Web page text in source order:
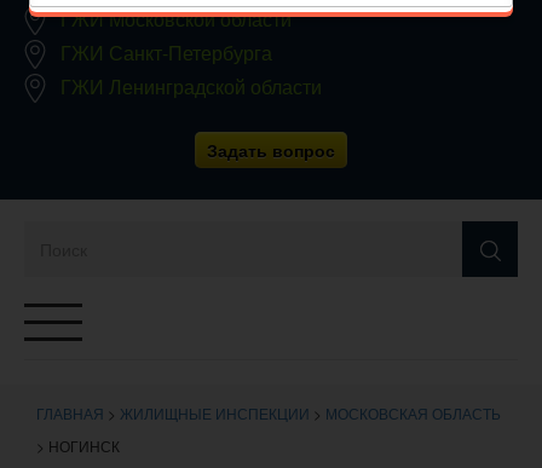
ГЖИ Московской области
ГЖИ Санкт-Петербурга
ГЖИ Ленинградской области
Задать вопрос
Переключатель
ГЛАВНАЯ > ЖИЛИЩНЫЕ ИНСПЕКЦИИ > МОСКОВСКАЯ ОБЛАСТЬ
> НОГИНСК